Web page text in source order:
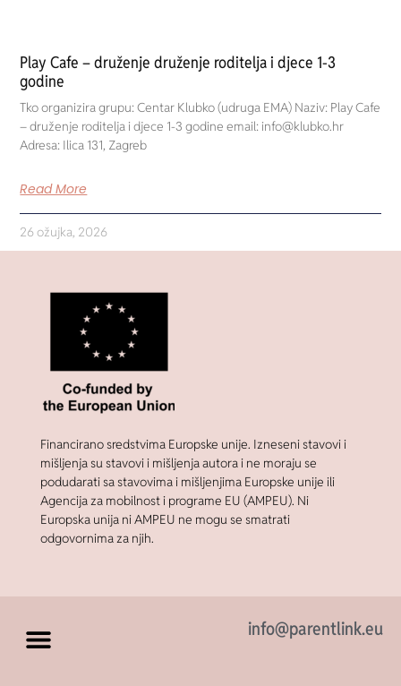
Play Cafe – druženje druženje roditelja i djece 1-3
godine
Tko organizira grupu: Centar Klubko (udruga EMA) Naziv: Play Cafe
– druženje roditelja i djece 1-3 godine email: info@klubko.hr
Adresa: Ilica 131, Zagreb
Read More
26 ožujka, 2026
Financirano sredstvima Europske unije. Izneseni stavovi i
mišljenja su stavovi i mišljenja autora i ne moraju se
podudarati sa stavovima i mišljenjima Europske unije ili
Agencija za mobilnost i programe EU (AMPEU). Ni
Europska unija ni AMPEU ne mogu se smatrati
odgovornima za njih.
info@parentlink.eu